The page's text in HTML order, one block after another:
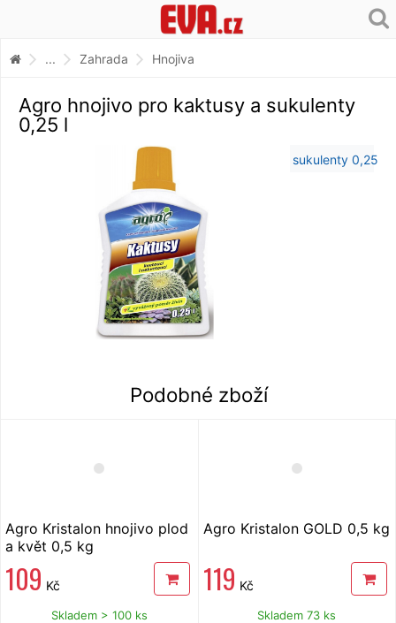
... Zahrada Hnojiva
Agro hnojivo pro kaktusy a sukulenty
0,25 l
Podobné zboží
Agro Kristalon hnojivo plod
a květ 0,5 kg
109 Kč
Skladem > 100 ks
Agro Kristalon GOLD 0,5 kg
119 Kč
Skladem 73 ks